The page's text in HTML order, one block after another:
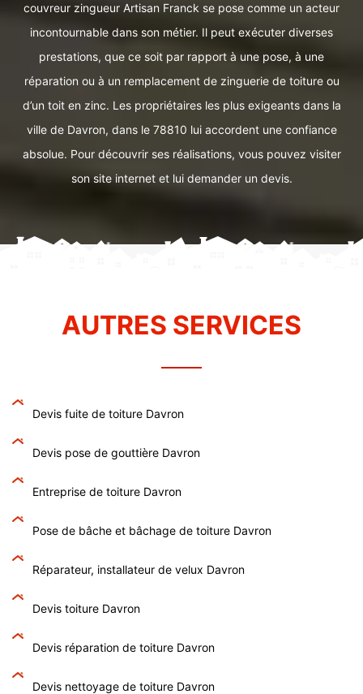
couvreur zingueur Artisan Franck se pose comme un acteur
incontournable dans son métier. Il peut exécuter diverses
prestations, que ce soit par rapport à une pose, à une
réparation ou à un remplacement de zinguerie de toiture ou
d’un toit en zinc. Les propriétaires les plus exigeants dans la
ville de Davron, dans le 78810 lui accordent une confiance
absolue. Pour découvrir ses réalisations, vous pouvez visiter
son site internet et lui demander un devis.
AUTRES SERVICES
Devis fuite de toiture Davron
Devis pose de gouttière Davron
Entreprise de toiture Davron
Pose de bâche et bâchage de toiture Davron
Réparateur, installateur de velux Davron
Devis toiture Davron
Devis réparation de toiture Davron
Devis nettoyage de toiture Davron